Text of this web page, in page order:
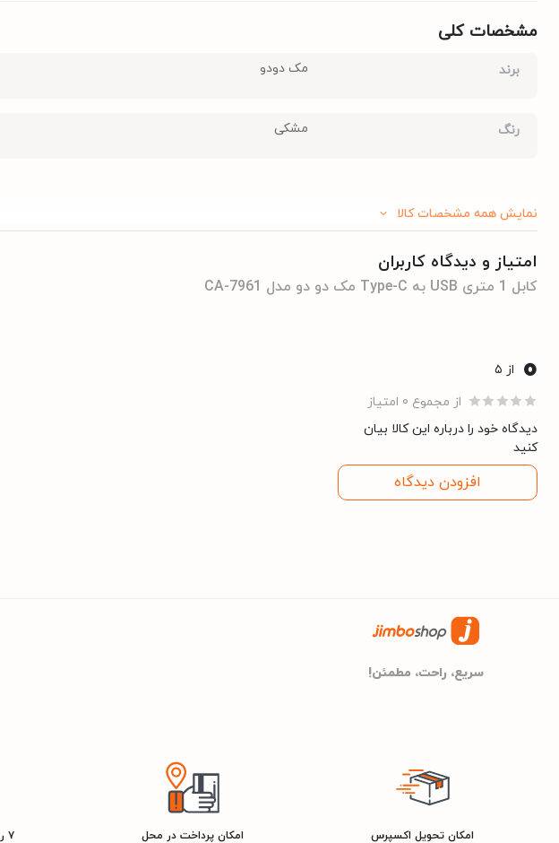
مشخصات کلی
برند مک دودو
رنگ مشکی
نمایش همه مشخصات کالا
امتیاز و دیدگاه کاربران
کابل 1 متری USB به Type-C مک دو دو مدل CA-7961
0
از ۵
از مجموع 0 امتیاز
دیدگاه خود را درباره این کالا بیان
کنید
افزودن دیدگاه
سریع، راحت، مطمئن!
امکان تحویل اکسپرس امکان پرداخت در محل ۷ روز هفته، ۲۴ ساعته